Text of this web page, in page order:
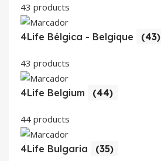
43 products
4Life Bélgica - Belgique (43)
43 products
4Life Belgium (44)
44 products
4Life Bulgaria (35)